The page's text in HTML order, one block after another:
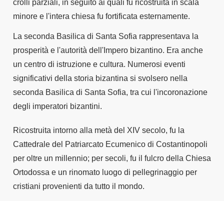
crolli parziali, in seguito ai quali fu ricostruita in scala
minore e l'intera chiesa fu fortificata esternamente.
La seconda Basilica di Santa Sofia rappresentava la
prosperità e l'autorità dell'Impero bizantino. Era anche
un centro di istruzione e cultura. Numerosi eventi
significativi della storia bizantina si svolsero nella
seconda Basilica di Santa Sofia, tra cui l'incoronazione
degli imperatori bizantini.
Ricostruita intorno alla metà del XIV secolo, fu la
Cattedrale del Patriarcato Ecumenico di Costantinopoli
per oltre un millennio; per secoli, fu il fulcro della Chiesa
Ortodossa e un rinomato luogo di pellegrinaggio per
cristiani provenienti da tutto il mondo.